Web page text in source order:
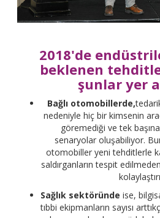
2018'de
beklenen
şunlar yer
Bağlı otomobillerde,
nedeniyle hiç bir kimsenin
göremediği ve tek
senaryolar oluşabiliyor.
otomobiller yeni tehditlerle
saldırganların tespit
Sağlık sektöründe ise,
tıbbi ekipmanların sayısı